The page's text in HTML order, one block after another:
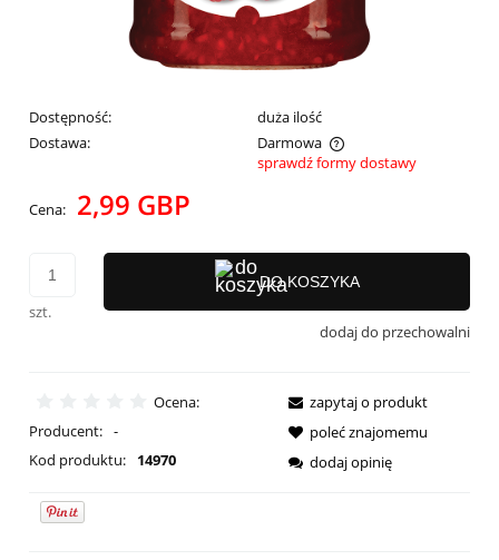
Dostępność:
duża ilość
Dostawa:
Darmowa
Cena nie zawiera ewentualnych kosztów płatności
sprawdź formy dostawy
Cena: 2,99 GBP
szt.
DO KOSZYKA
dodaj do przechowalni
Ocena:
Producent: -
Kod produktu:
14970
zapytaj o produkt
poleć znajomemu
dodaj opinię